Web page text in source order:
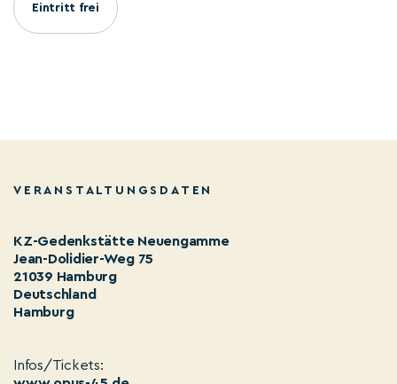
Eintritt frei
VERANSTALTUNGSDATEN
KZ-Gedenkstätte Neuengamme
Jean-Dolidier-Weg 75
21039 Hamburg
Deutschland
Hamburg
Infos/Tickets: